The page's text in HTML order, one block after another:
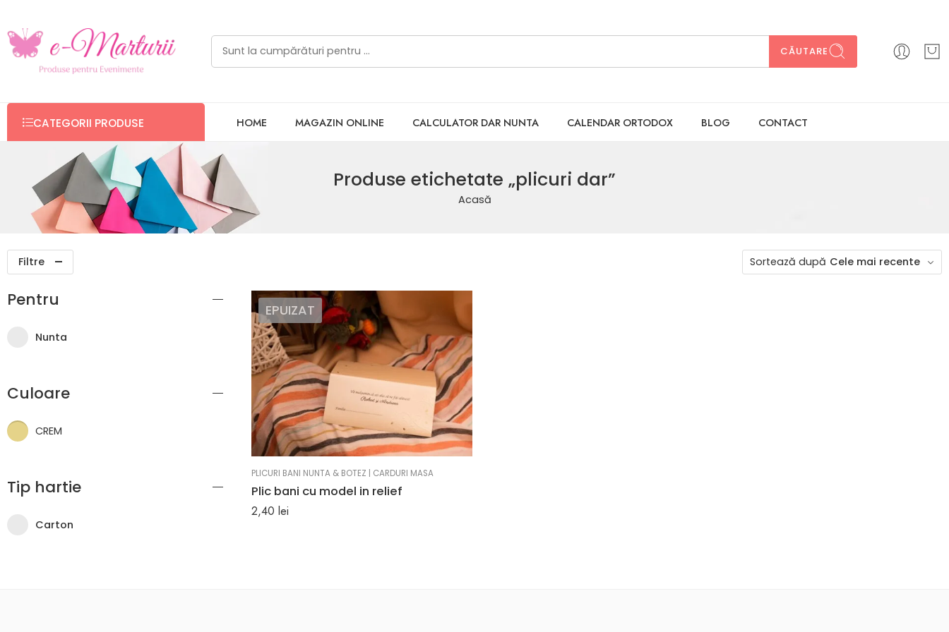
CĂUTARE
CATEGORII PRODUSE HOME MAGAZIN ONLINE CALCULATOR DAR NUNTA CALENDAR ORTODOX BLOG CONTACT
Produse etichetate „plicuri dar”
Acasă
Filtre Sortează după Cele mai recente
EPUIZAT
PLICURI BANI NUNTA & BOTEZ | CARDURI MASA
Plic bani cu model in relief
2,40 lei
Pentru
Nunta
Culoare
CREM
Tip hartie
Carton